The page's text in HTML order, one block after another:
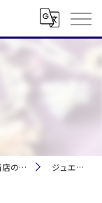
の特徴 ジュエリー